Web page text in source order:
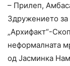
– Прилеп,
Здружението за
„Архифакт“-
неформалната
од Јасминка